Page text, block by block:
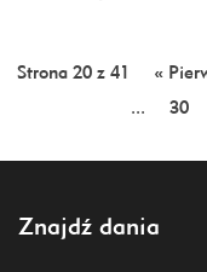
Strona 20 z 41 «
...
30
Znajdź dania